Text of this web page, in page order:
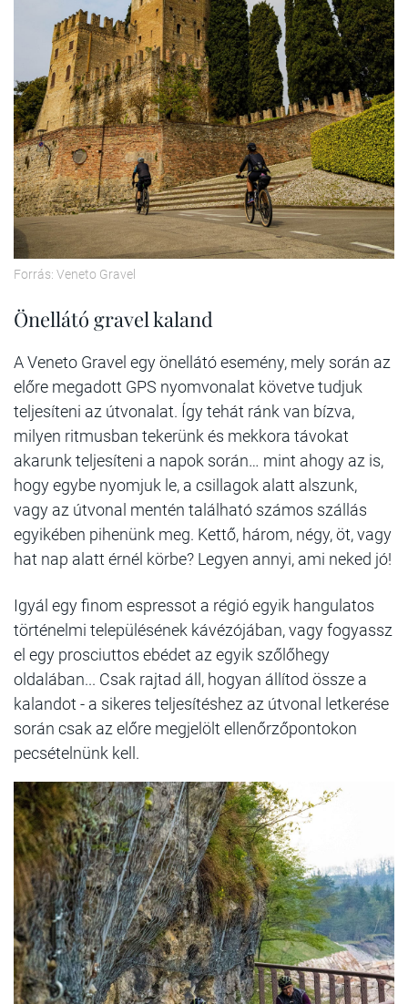
Forrás: Veneto Gravel
Önellátó gravel kaland
A Veneto Gravel egy önellátó esemény, mely során az
előre megadott GPS nyomvonalat követve tudjuk
teljesíteni az útvonalat. Így tehát ránk van bízva,
milyen ritmusban tekerünk és mekkora távokat
akarunk teljesíteni a napok során… mint ahogy az is,
hogy egybe nyomjuk le, a csillagok alatt alszunk,
vagy az útvonal mentén található számos szállás
egyikében pihenünk meg. Kettő, három, négy, öt, vagy
hat nap alatt érnél körbe? Legyen annyi, ami neked jó!
Igyál egy finom espressot a régió egyik hangulatos
történelmi településének kávézójában, vagy fogyassz
el egy prosciuttos ebédet az egyik szőlőhegy
oldalában... Csak rajtad áll, hogyan állítod össze a
kalandot - a sikeres teljesítéshez az útvonal letkerése
során csak az előre megjelölt ellenőrzőpontokon
pecsételnünk kell.